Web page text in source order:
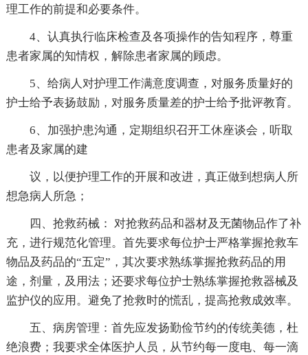
理工作的前提和必要条件。
4、认真执行临床检查及各项操作的告知程序，尊重
患者家属的知情权，解除患者家属的顾虑。
5、给病人对护理工作满意度调查，对服务质量好的
护士给予表扬鼓励，对服务质量差的护士给予批评教育。
6、加强护患沟通，定期组织召开工休座谈会，听取
患者及家属的建
议，以便护理工作的开展和改进，真正做到想病人所
想急病人所急；
四、抢救药械： 对抢救药品和器材及无菌物品作了补
充，进行规范化管理。首先要求每位护士严格掌握抢救车
物品及药品的“五定”，其次要求熟练掌握抢救药品的用
途，剂量，及用法；还要求每位护士熟练掌握抢救器械及
监护仪的应用。避免了抢救时的慌乱，提高抢救成效率。
五、病房管理：首先应发扬勤俭节约的传统美德，杜
绝浪费；我要求全体医护人员，从节约每一度电、每一滴